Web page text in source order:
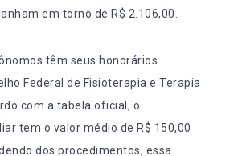
em torno de R$ 2.106,00.
têm seus honorários
Federal de Fisioterapia e Terapia
com a tabela oficial, o
tem o valor médio de R$ 150,00
dos procedimentos, essa